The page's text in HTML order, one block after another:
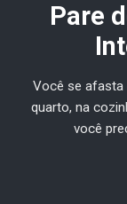
Pare
Você se afasta
quarto, na
você